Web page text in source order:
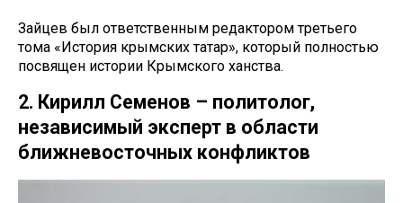
Зайцев был ответственным редактором третьего
тома «История крымских татар», который полностью
посвящен истории Крымского ханства.
2. Кирилл Семенов – политолог,
независимый эксперт в области
ближневосточных конфликтов